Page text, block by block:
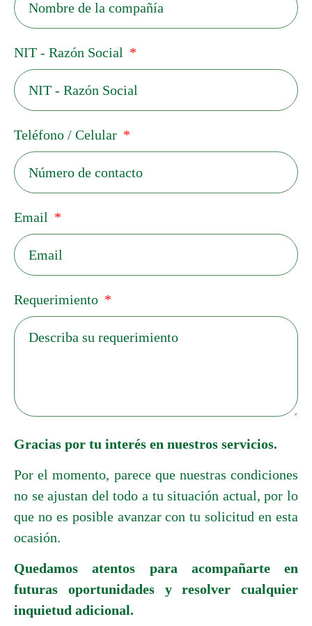
Nombre completo
Empresa
NIT - Razón Social
Teléfono / Celular
Email
Requerimiento
Gracias por tu interés en nuestros servicios.
Por el momento, parece que nuestras condiciones
no se ajustan del todo a tu situación actual, por lo